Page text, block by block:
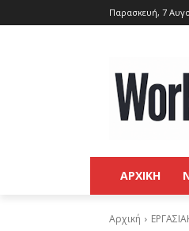
Παρασκευή, 7
ΑΡΧΙΚΗ
Αρχική